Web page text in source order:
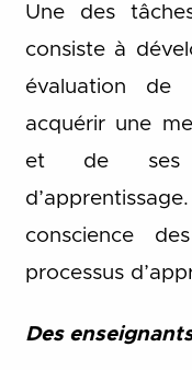
Une des
consiste à
évaluation de
acquérir une
et de ses
conscience
processus
Des